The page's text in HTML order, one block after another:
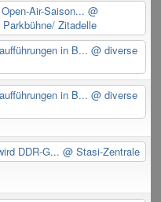
Air-Saison... @
Zitadelle
in B... @ diverse
in B... @ diverse
DDR-G...@ Stasi-Zentrale